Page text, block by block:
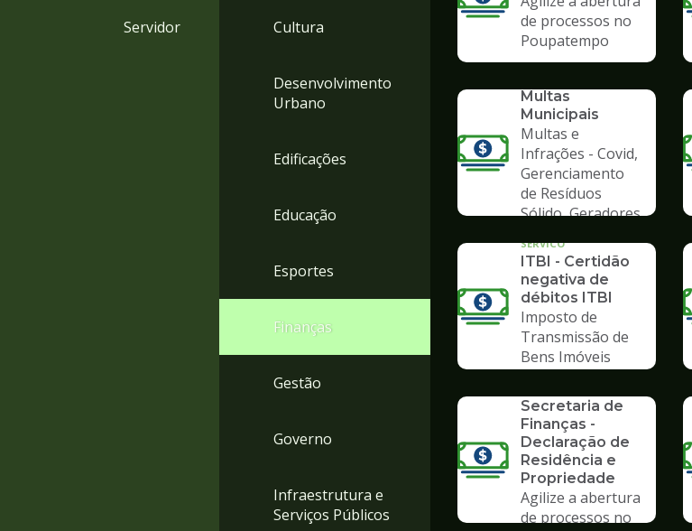
Servidor Cultura
Desenvolvimento
Urbano
Edificações
Educação
Esportes
Finanças
Gestão
Governo
Infraestrutura e
Serviços Públicos
de processos no
Poupatempo
SERVICO
Multas
Municipais
Multas e
Infrações - Covid,
Gerenciamento
de Resíduos
Sólido, Geradores
SERVICO
ITBI - Certidão
negativa de
débitos ITBI
Imposto de
Transmissão de
Bens Imóveis
SERVICO
Secretaria de
Finanças -
Declaração de
Residência e
Propriedade
Agilize a abertura
de processos no